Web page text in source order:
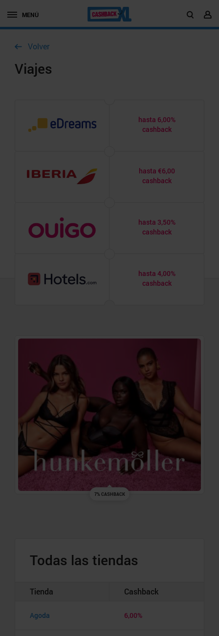
MENÚ
Volver
Viajes
hasta 6,00%
cashback
hasta €6,00
cashback
hasta 3,50%
cashback
hasta 4,00%
cashback
7% CASHBACK
Todas las tiendas
Tienda Cashback
Agoda 6,00%